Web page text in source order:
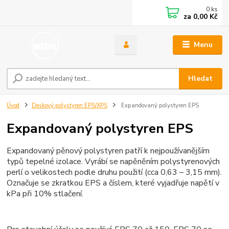
Menu
Hledat
0 ks
za 0,00 Kč
Úvod Deskový polystyren EPS/XPS Expandovaný polystyren EPS
Expandovaný polystyren EPS
Expandovaný pěnový polystyren patří k nejpoužívanějším
typů tepelné izolace. Vyrábí se napěněním polystyrenových
perlí o velikostech podle druhu použití (cca 0,63 – 3,15 mm).
Označuje se zkratkou EPS a číslem, které vyjadřuje napětí v
kPa při 10% stlačení.